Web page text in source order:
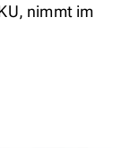
nimmt im